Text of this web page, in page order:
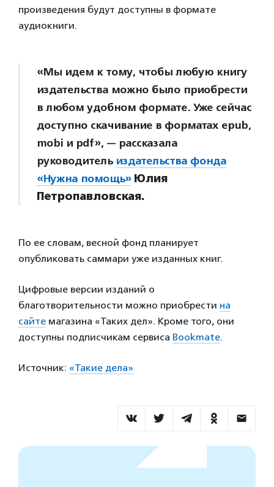
произведения будут доступны в формате
аудиокниги.
«Мы идем к тому, чтобы любую книгу
издательства можно было приобрести
в любом удобном формате. Уже сейчас
доступно скачивание в форматах epub,
mobi и pdf», — рассказала
руководитель издательства фонда
«Нужна помощь» Юлия
Петропавловская.
По ее словам, весной фонд планирует
опубликовать саммари уже изданных книг.
Цифровые версии изданий о
благотворительности можно приобрести на
сайте магазина «Таких дел». Кроме того, они
доступны подписчикам сервиса Bookmate.
Источник: «Такие дела»